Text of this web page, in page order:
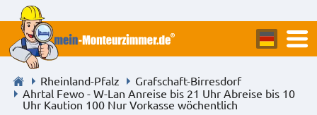
Rheinland-Pfalz
Grafschaft-Birresdorf
Ahrtal Fewo - W-Lan Anreise bis 21 Uhr Abreise bis 10
Uhr Kaution 100 Nur Vorkasse wöchentlich